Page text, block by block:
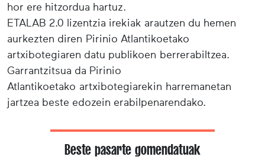
hor ere hitzordua hartuz.
ETALAB 2.0 lizentzia irekiak arautzen du hemen
aurkezten diren Pirinio Atlantikoetako
artxibotegiaren datu publikoen berrerabiltzea.
Garrantzitsua da Pirinio
Atlantikoetako artxibotegiarekin harremanetan
jartzea beste edozein erabilpenarendako.
Beste pasarte gomendatuak